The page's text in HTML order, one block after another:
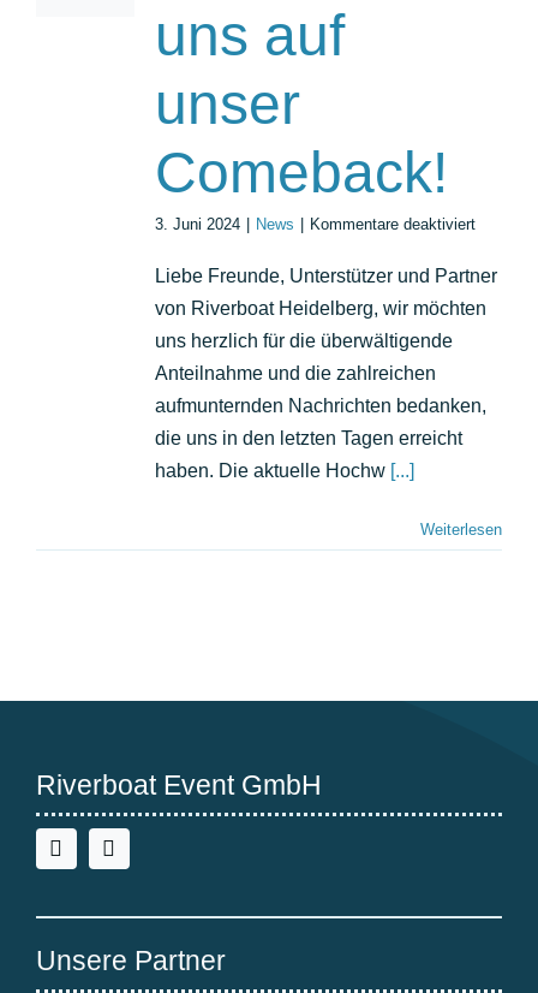
uns auf
unser
Comeback!
3. Juni 2024 News Kommentare deaktiviertfür
Wir
uns
Liebe Freunde, Unterstützer und Partner
von Riverboat Heidelberg, wir möchten
uns herzlich für die überwältigende
Anteilnahme und die zahlreichen
aufmunternden Nachrichten bedanken,
die uns in den letzten Tagen erreicht
haben. Die aktuelle Hochw [...]
Weiterlesen
Riverboat Event GmbH
Unsere Partner